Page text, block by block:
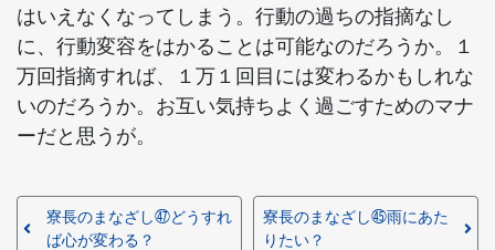
はいえなくなってしまう。行動の過ちの指摘なし
に、行動変容をはかることは可能なのだろうか。１
万回指摘すれば、１万１回目には変わるかもしれな
いのだろうか。お互い気持ちよく過ごすためのマナ
ーだと思うが。
寮長のまなざし㊼どうすれ
ば心が変わる？
寮長のまなざし㊺雨にあた
りたい？